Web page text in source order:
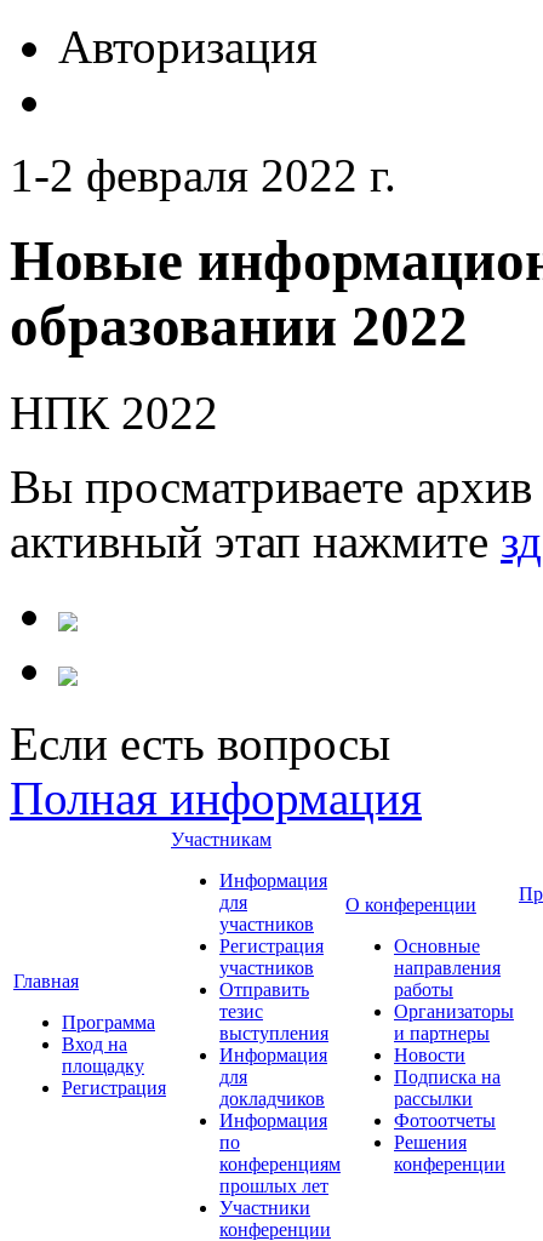
Авторизация
1-2 февраля 2022 г.
Новые
образовании 2022
НПК 2022
Вы просматриваете
активный этап нажмите
Если есть вопросы
Полная информация
Главная
Программа
Вход на
площадку
Регистрация
Участникам
Информация
для
участников
Регистрация
участников
Отправить
тезис
выступления
Информация
для
докладчиков
Информация
по
конференциям
прошлых лет
Участники
конференции
О конференции
Основные
направления
работы
Организаторы
и партнеры
Новости
Подписка на
рассылки
Фотоотчеты
Решения
конференции